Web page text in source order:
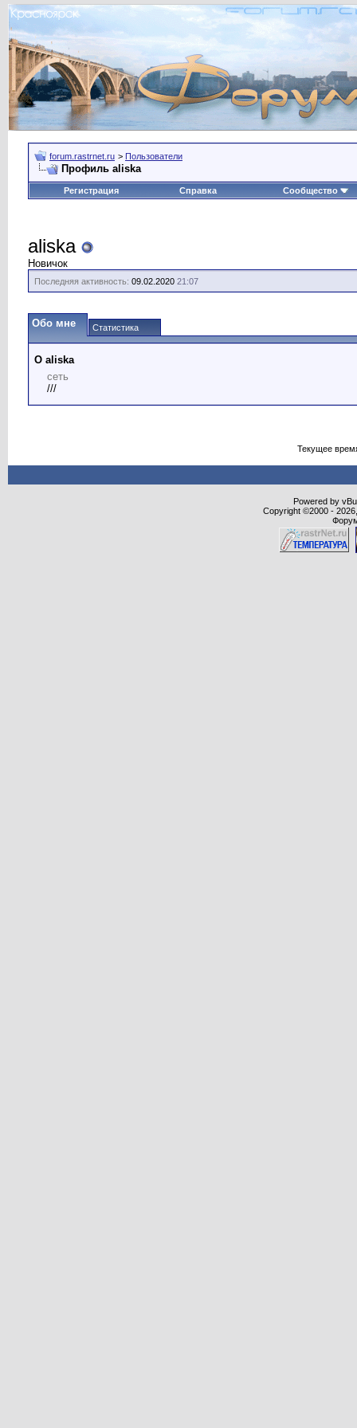
forum.rastrnet.ru > Пользователи
Профиль aliska
Регистрация Справка Сообщество
aliska
Новичок
Последняя активность: 09.02.2020 21:07
Обо мне Статистика
О aliska
сеть
///
Текущее
Powered by
Copyright ©2000 -